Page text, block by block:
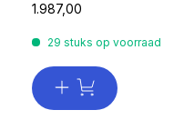
1.987,00
29 stuks op voorraad